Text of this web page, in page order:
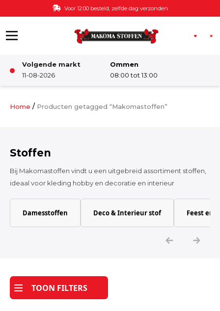
Ga naar de inhoud Voor 12:00 besteld, zelfde dag verzonden
Volgende markt
11-08-2026
Ommen
08:00 tot 13:00
Damesstoffen
Katoen
Tijdpakker stof
Home / Producten getagged “Makomastoffen”
Stoffen
Bij Makomastoffen vindt u een uitgebreid assortiment stoffen,
ideaal voor kleding hobby en decoratie en interieur
Damesstoffen Deco & Interieur stof Feest en
TOON FILTERS